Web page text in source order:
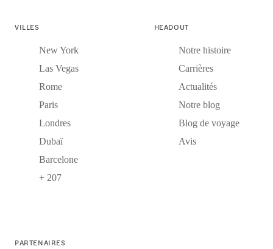
VILLES
New York
Las Vegas
Rome
Paris
Londres
Dubaï
Barcelone
+ 207
HEADOUT
Notre histoire
Carrières
Actualités
Notre blog
Blog de voyage
Avis
PARTENAIRES